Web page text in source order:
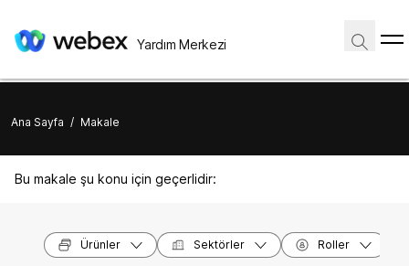
Yardım Merkezi
Ana Sayfa / Makale
Bu makale şu konu için geçerlidir:
Ürünler Sektörler Roller